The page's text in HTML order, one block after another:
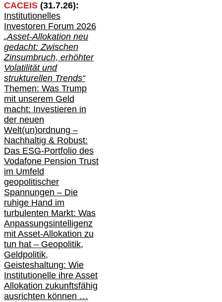
CACEIS (31.7.26):
Institutionelles
Investoren Forum 2026
„Asset-Allokation neu
gedacht: Zwischen
Zinsumbruch, erhöhter
Volatilität und
strukturellen Trends“
Themen: Was Trump
mit unserem Geld
macht: Investieren in
der neuen
Welt(un)ordnung –
Nachhaltig & Robust:
Das ESG-Portfolio des
Vodafone Pension Trust
im Umfeld
geopolitischer
Spannungen – Die
ruhige Hand im
turbulenten Markt: Was
Anpassungsintelligenz
mit Asset-Allokation zu
tun hat – Geopolitik,
Geldpolitik,
Geisteshaltung: Wie
Institutionelle ihre Asset
Allokation zukunftsfähig
ausrichten können …